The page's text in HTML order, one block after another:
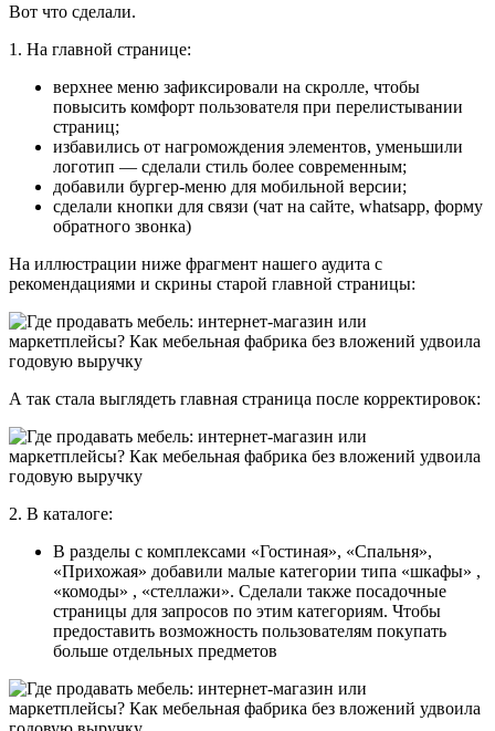
Вот что сделали.
1. На главной странице:
верхнее меню зафиксировали на скролле, чтобы
повысить комфорт пользователя при перелистывании
страниц;
избавились от нагромождения элементов, уменьшили
логотип — сделали стиль более современным;
добавили бургер-меню для мобильной версии;
сделали кнопки для связи (чат на сайте, whatsapp, форму
обратного звонка)
На иллюстрации ниже фрагмент нашего аудита с
рекомендациями и скрины старой главной страницы:
А так стала выглядеть главная страница после корректировок:
2. В каталоге:
В разделы с комплексами «Гостиная», «Спальня»,
«Прихожая» добавили малые категории типа «шкафы» ,
«комоды» , «стеллажи». Сделали также посадочные
страницы для запросов по этим категориям. Чтобы
предоставить возможность пользователям покупать
больше отдельных предметов